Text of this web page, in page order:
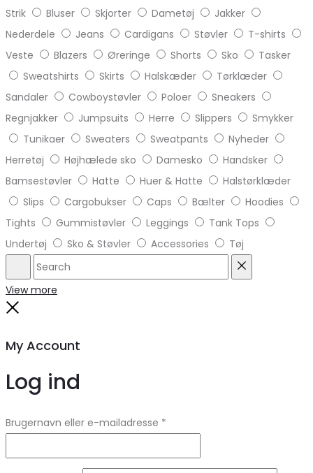
Strik
Bluser Skjorter Dametøj
Jakker
Nederdele
Jeans Cardigans Støvler
T-shirts
Veste
Blazers Øreringe Shorts Sko
Tasker
Sweatshirts
Skirts Halskæder
Tørklæder
Sandaler
Cowboystøvler Poloer
Sneakers
Regnjakker
Jumpsuits Herre Slippers
Smykker
Tunikaer
Sweaters Sweatpants
Nyheder
Herretøj
Højhælede sko Damesko
Handsker
Bamsestøvler
Hatte Huer & Hatte
Halstørklæder
Slips
Cargobukser Caps Bælter
Hoodies
Tights
Gummistøvler Leggings
Tank Tops
Undertøj
Sko & Støvler Accessories Tøj
Search
View more
My Account
Log ind
Brugernavn eller e-mailadresse *